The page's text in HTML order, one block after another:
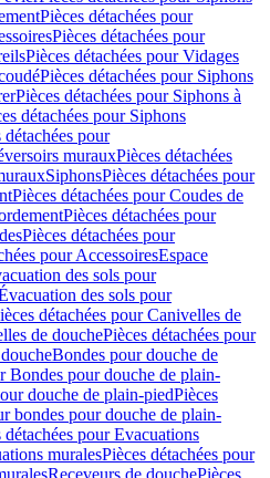
Pièces détachées pour
Pièces détachées pour
Pièces détachées pour Vidages
Pièces détachées pour Siphons
Pièces détachées pour Siphons à
détachées pour Siphons
détachées pour
murauxPièces détachées
SiphonsPièces détachées pour
Pièces détachées pour Coudes de
Pièces détachées pour
Pièces détachées pour
pour AccessoiresEspace
des sols pour
des sols pour
détachées pour Canivelles de
de douchePièces détachées pour
Bondes pour douche de
Bondes pour douche de plain-
douche de plain-piedPièces
bondes pour douche de plain-
détachées pour Evacuations
muralesPièces détachées pour
Receveurs de douchePièces